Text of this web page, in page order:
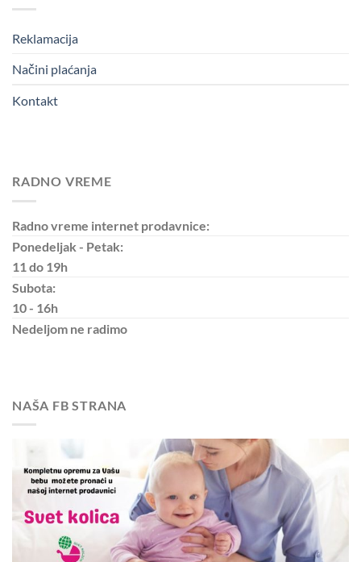
Reklamacija
Načini plaćanja
Kontakt
RADNO VREME
Radno vreme internet prodavnice:
Ponedeljak - Petak:
11 do 19h
Subota:
10 - 16h
Nedeljom ne radimo
NAŠA FB STRANA